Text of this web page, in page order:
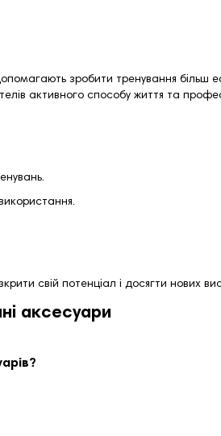
зробити тренування
активного способу життя та
свій потенціал і досягти нових
аксесуари